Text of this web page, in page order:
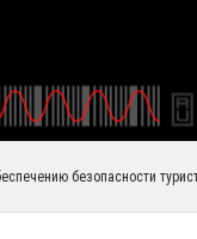
безопасности